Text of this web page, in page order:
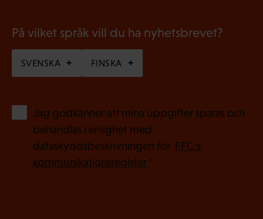
)
På vilket språk vill du ha nyhetsbrevet?
SVENSKA FINSKA
Jag godkänner att mina uppgifter sparas och
behandlas i enlighet med
dataskyddsbeskrivningen för FFC:s
kommunikationsregister*